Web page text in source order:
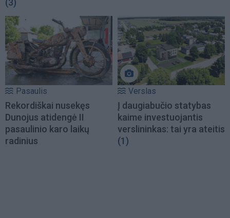
(3)
Pasaulis
Rekordiškai nusekęs
Dunojus atidengė II
pasaulinio karo laikų
radinius
Verslas
Į daugiabučio statybas
kaime investuojantis
verslininkas: tai yra ateitis
(1)